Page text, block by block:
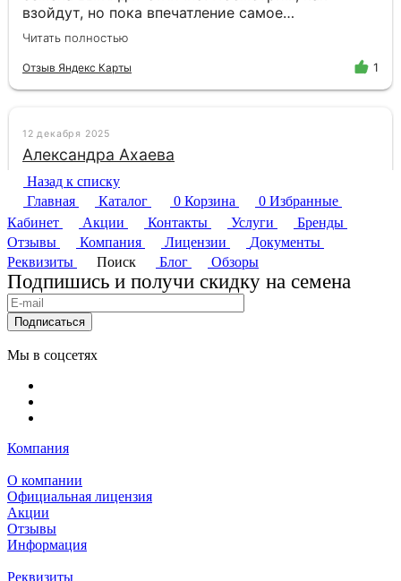
Назад к списку
Главная
Каталог 0 Корзина 0 Избранные
Кабинет
Акции Контакты Услуги
Бренды
Отзывы
Компания Лицензии
Документы
Реквизиты
Поиск Блог Обзоры
Подпишись и получи скидку на семена
Подписаться
Мы в соцсетях
Компания
О компании
Официальная лицензия
Акции
Отзывы
Информация
Реквизиты